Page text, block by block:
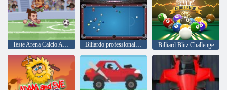
Teste Arena Calcio All Stars Biliardo professionale Maestro Billiard Blitz Challenge